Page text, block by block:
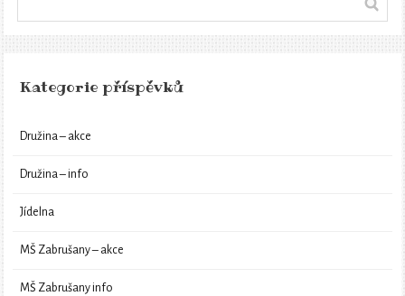
Kategorie příspěvků
Družina – akce
Družina – info
Jídelna
MŠ Zabrušany – akce
MŠ Zabrušany info